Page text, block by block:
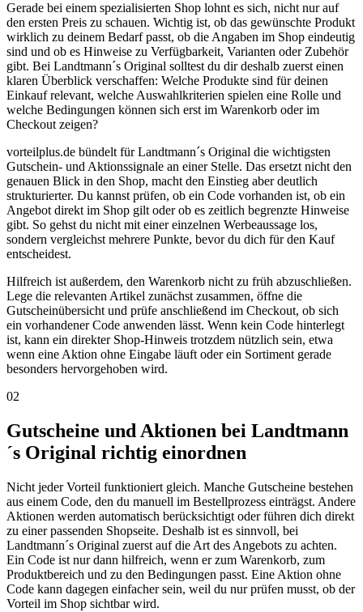
Gerade bei einem spezialisierten Shop lohnt es sich, nicht nur auf
den ersten Preis zu schauen. Wichtig ist, ob das gewünschte Produkt
wirklich zu deinem Bedarf passt, ob die Angaben im Shop eindeutig
sind und ob es Hinweise zu Verfügbarkeit, Varianten oder Zubehör
gibt. Bei Landtmann´s Original solltest du dir deshalb zuerst einen
klaren Überblick verschaffen: Welche Produkte sind für deinen
Einkauf relevant, welche Auswahlkriterien spielen eine Rolle und
welche Bedingungen können sich erst im Warenkorb oder im
Checkout zeigen?
vorteilplus.de bündelt für Landtmann´s Original die wichtigsten
Gutschein- und Aktionssignale an einer Stelle. Das ersetzt nicht den
genauen Blick in den Shop, macht den Einstieg aber deutlich
strukturierter. Du kannst prüfen, ob ein Code vorhanden ist, ob ein
Angebot direkt im Shop gilt oder ob es zeitlich begrenzte Hinweise
gibt. So gehst du nicht mit einer einzelnen Werbeaussage los,
sondern vergleichst mehrere Punkte, bevor du dich für den Kauf
entscheidest.
Hilfreich ist außerdem, den Warenkorb nicht zu früh abzuschließen.
Lege die relevanten Artikel zunächst zusammen, öffne die
Gutscheinübersicht und prüfe anschließend im Checkout, ob sich
ein vorhandener Code anwenden lässt. Wenn kein Code hinterlegt
ist, kann ein direkter Shop-Hinweis trotzdem nützlich sein, etwa
wenn eine Aktion ohne Eingabe läuft oder ein Sortiment gerade
besonders hervorgehoben wird.
02
Gutscheine und Aktionen bei Landtmann
´s Original richtig einordnen
Nicht jeder Vorteil funktioniert gleich. Manche Gutscheine bestehen
aus einem Code, den du manuell im Bestellprozess einträgst. Andere
Aktionen werden automatisch berücksichtigt oder führen dich direkt
zu einer passenden Shopseite. Deshalb ist es sinnvoll, bei
Landtmann´s Original zuerst auf die Art des Angebots zu achten.
Ein Code ist nur dann hilfreich, wenn er zum Warenkorb, zum
Produktbereich und zu den Bedingungen passt. Eine Aktion ohne
Code kann dagegen einfacher sein, weil du nur prüfen musst, ob der
Vorteil im Shop sichtbar wird.